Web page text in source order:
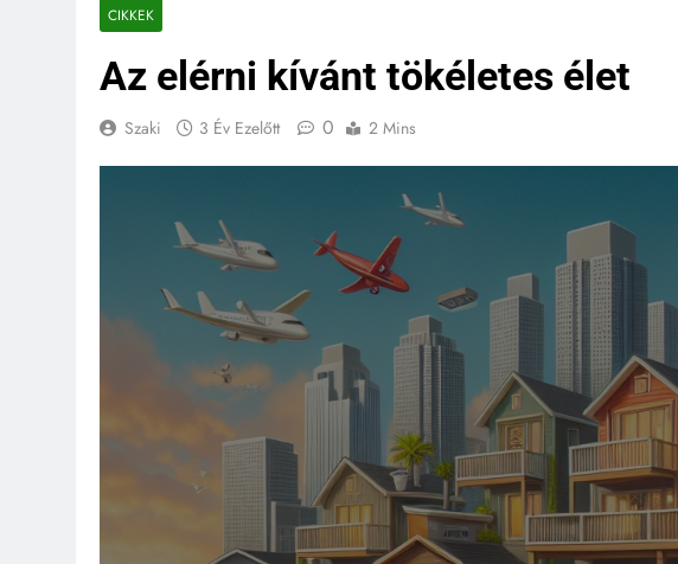
CIKKEK
Az elérni kívánt tökéletes élet
Szaki 3 Év Ezelőtt 0 2 Mins